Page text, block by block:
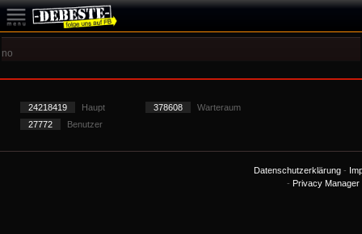
no
24218419 Haupt 378608
Warteraum
27772
Benutzer
Datenschutzerklärung-
- Privacy Manager